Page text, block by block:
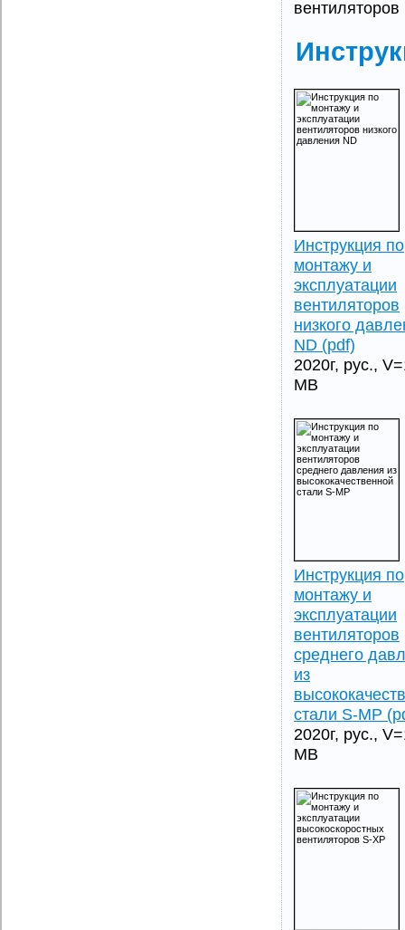
вентиляторов
Инструкция по
монтажу и
эксплуатации
вентиляторов
низкого
ND (pdf)
2020г, рус.,
MB
Инструкция по
монтажу и
эксплуатации
вентиляторов
среднего
из
стали S-MP
2020г, рус.,
MB